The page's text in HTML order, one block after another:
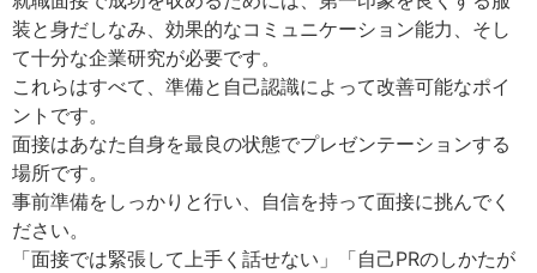
装と身だしなみ、効果的なコミュニケーション能力、そし
て十分な企業研究が必要です。
これらはすべて、準備と自己認識によって改善可能なポイ
ントです。
面接はあなた自身を最良の状態でプレゼンテーションする
場所です。
事前準備をしっかりと行い、自信を持って面接に挑んでく
ださい。
「面接では緊張して上手く話せない」「自己PRのしかたが